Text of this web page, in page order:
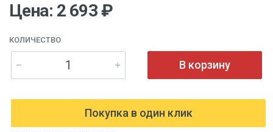
Цена: 2 693 ₽
КОЛИЧЕСТВО
В корзину
Покупка в один клик